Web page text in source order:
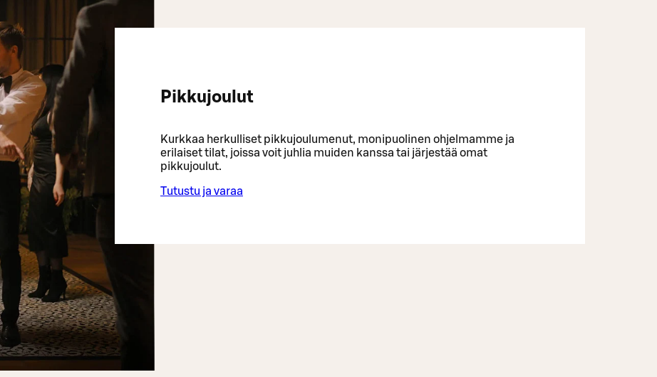
Pikkujoulut
Kurkkaa herkulliset pikkujoulumenut, monipuolinen ohjelmamme ja
erilaiset tilat, joissa voit juhlia muiden kanssa tai järjestää omat
pikkujoulut.
Tutustu ja varaa